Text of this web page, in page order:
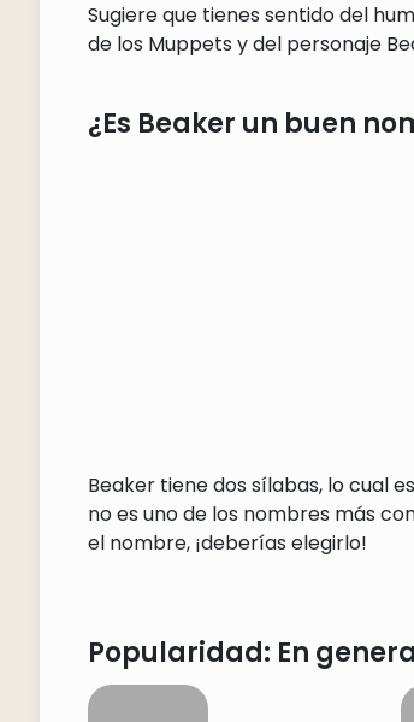
Sugiere que tienes sentido del
de los Muppets y del personaje
¿Es Beaker un buen
Beaker tiene dos sílabas, lo cual
no es uno de los nombres más
el nombre, ¡deberías elegirlo!
Popularidad: En